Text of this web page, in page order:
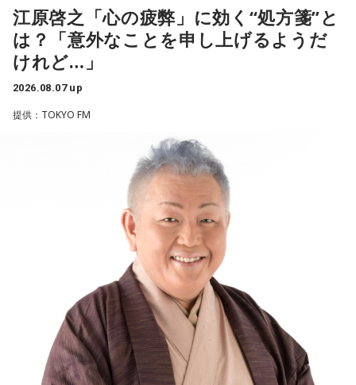
ほのか・海：ありがとうございます。
潮：「コニファー」はテレビアニメ「これ描いて死ね」のエ
ンディングテーマとなっています。
ね？
遠山：この楽曲はどこから作り始めました？
ほのか：「これ描いて死ね」は、マンガを描くことを題材に
した作品なんですけど、まずは原作を読みました。それで、0
から1にするときに、心のなかで薪をくべて火種を燃やしてい
く。そして、風が吹いてめちゃめちゃ燃えていくみたいな。
そういったものを絶やさずに「自分だけでやっていくぞ！」
みたいな気持ちと、私がお家で音楽を作っているとき
の……“色”かな？ その色がすごく一致している部分があったの
で、今回はアニメのエンディングテーマとして曲を書かせて
もらったんですけど、結構パーソナルな部分が出た作品にな
れることがあります。病気だからと割り切って仕事に就いて
いるのですが、心が疲れてきています。私生活は充実してお
り、夫と新しく家を建てるためにも仕事は辞められません。
仕事がつらいからこそ私生活が充実する、幸せになるぞとい
の心持ちについてアドバイスをいただけないでしょうか？
――患者からの暴言や暴力に心が折れそうになりながらも、
過酷な現場で奮闘する看護師の相談に対し、江原は「意外な
ことを申し上げるようだけれど……」と前置きした上で、具体
的なアドバイスを提示しました。
江原：私はね、ちょっと意外なことを申し上げるようだけれ
ど、「体力」だと思います。やっぱり、ちゃんと食べて、よ
く寝る。で、やっぱり看護師さんって不規則でしょう？ 夜勤
とかね。いろいろとシフトがあるから、身体のコンディショ
ンを持っていくのがとっても大変だと思うの。
これ、ばかにならなくて、私、いつもフィジカルとスピリチ
ュアルというものは、いつも同じく同等に思わなきゃダメだ
江原啓之「心の疲弊」に効く“処方箋”と
は？「意外なことを申し上げるようだ
けれど…」
2026.08.07 up
提供：TOKYO FM